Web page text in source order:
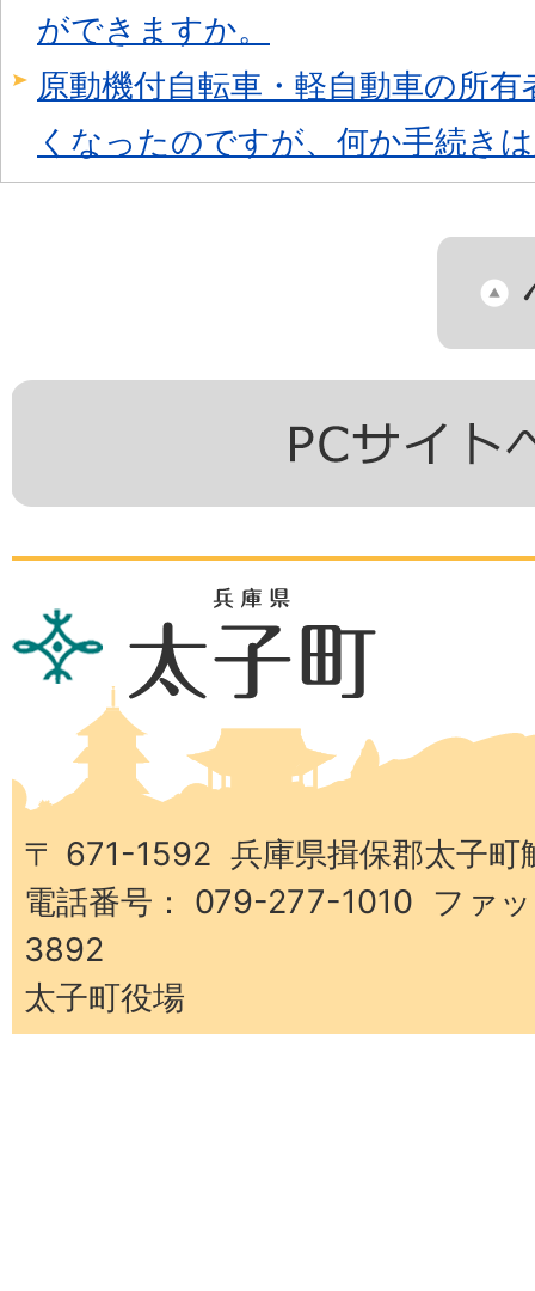
ができますか。
原動機付自転車・軽自動車の所
くなったのですが、何か手続き
兵
庫
子
町
〒 671-1592 兵庫県揖保郡太子町
電話番号： 079-277-1010 ファ
3892
太子町役場